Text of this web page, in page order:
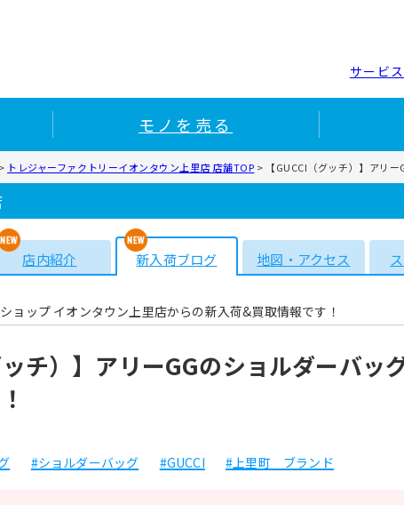
サービ
モノを売る
> トレジャーファクトリーイオンタウン上里店 店舗TOP > 【GUCCI（グッチ）】アリ
店内紹介 新入荷ブログ 地図・アクセス
ョップ イオンタウン上里店からの新入荷&買取情報です！
ッチ）】アリーGGのショルダーバッ
#ショルダーバッグ #GUCCI #上里町 ブランド